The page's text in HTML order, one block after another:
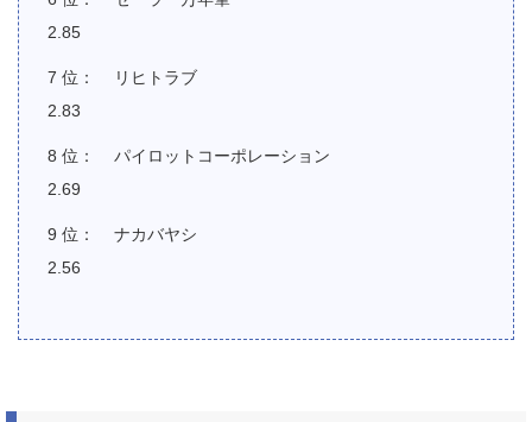
2.85
リヒトラブ
2.83
パイロットコーポレーション
2.69
ナカバヤシ
2.56